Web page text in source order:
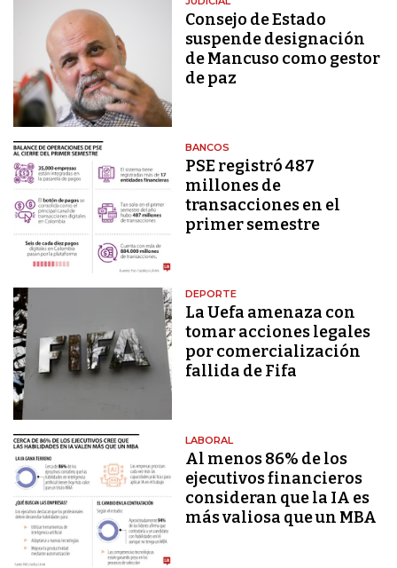
Consejo de Estado
suspende designación
de Mancuso como gestor
de paz
BANCOS
PSE registró 487
millones de
transacciones en el
primer semestre
DEPORTE
La Uefa amenaza con
tomar acciones legales
por comercialización
fallida de Fifa
LABORAL
Al menos 86% de los
ejecutivos financieros
consideran que la IA es
más valiosa que un MBA